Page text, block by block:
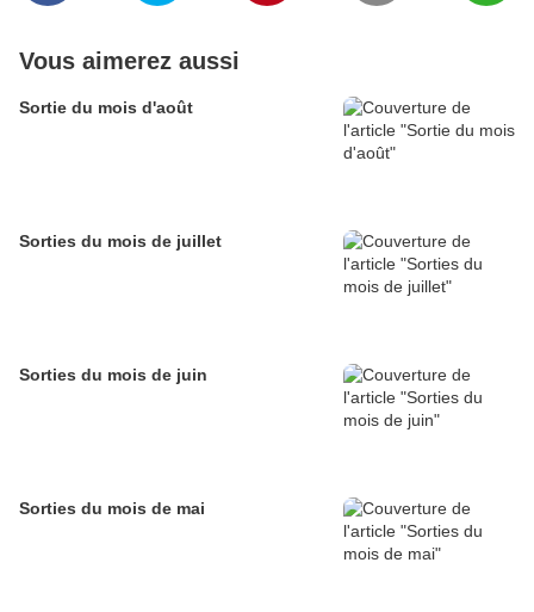
Vous aimerez aussi
Sortie du mois d'août
Sorties du mois de juillet
Sorties du mois de juin
Sorties du mois de mai